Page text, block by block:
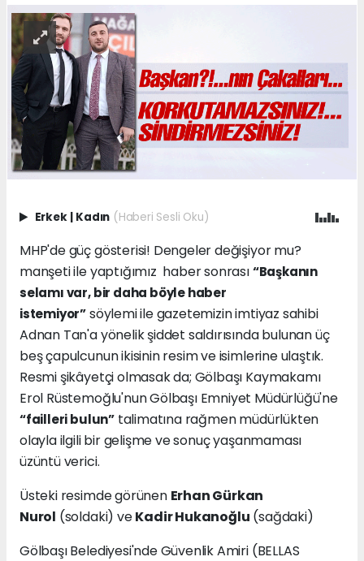
Erkek | Kadın (Haberi Sesli Oku)
MHP'de güç gösterisi! Dengeler değişiyor mu?
manşeti ile yaptığımız haber sonrası“Başkanın
selamı var, bir daha böyle haber
istemiyor”söylemi ile gazetemizin imtiyaz sahibi
Adnan Tan'a yönelik şiddet saldırısında bulunan üç
beş çapulcunun ikisinin resim ve isimlerine ulaştık.
Resmi şikâyetçi olmasak da; Gölbaşı Kaymakamı
Erol Rüstemoğlu'nun Gölbaşı Emniyet Müdürlüğü'ne
“failleri bulun”talimatına rağmen müdürlükten
olayla ilgili bir gelişme ve sonuç yaşanmaması
üzüntü verici.
Üsteki resimde görünen Erhan Gürkan
Nurol (soldaki) veKadir Hukanoğlu (sağdaki)
Gölbaşı Belediyesi'nde Güvenlik Amiri (BELLAS